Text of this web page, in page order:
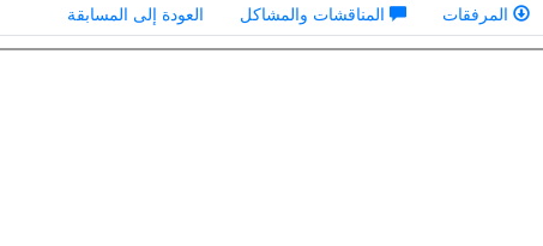
المرفقات المناقشات والمشاكل العودة إلى المسابقة